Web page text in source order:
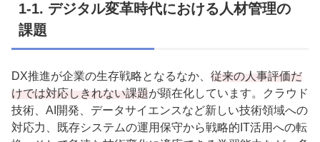
1-1. デジタル変革時代における人材管理の
課題
DX推進が企業の生存戦略となるなか、 従来の人事評価だ
けでは対応しきれない課題が顕在化しています。クラウド
技術、 AI 開発、データサイエンスなど新しい技術領域への
対応力、既存システムの運用保守から戦略的 IT活用への転